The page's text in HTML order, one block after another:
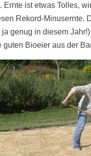
ist etwas Tolles,
Rekord-Minusernte.
genug in diesem
Bioeier aus der